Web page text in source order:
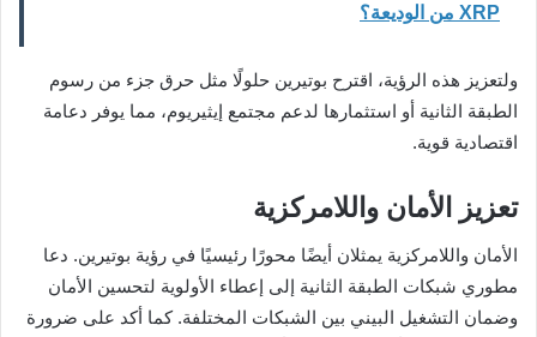
XRP من الوديعة؟
ولتعزيز هذه الرؤية، اقترح بوتيرين حلولًا مثل حرق جزء من رسوم
الطبقة الثانية أو استثمارها لدعم مجتمع إيثيريوم، مما يوفر دعامة
اقتصادية قوية.
تعزيز الأمان واللامركزية
الأمان واللامركزية يمثلان أيضًا محورًا رئيسيًا في رؤية بوتيرين. دعا
مطوري شبكات الطبقة الثانية إلى إعطاء الأولوية لتحسين الأمان
وضمان التشغيل البيني بين الشبكات المختلفة. كما أكد على ضرورة